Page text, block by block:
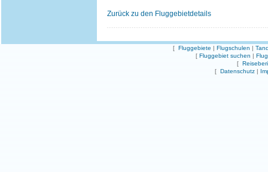
Zurück zu den Fluggebietdetails
[ Fluggebiete | Flugschulen |
[ Fluggebiet suchen |
[
[ Datenschutz |